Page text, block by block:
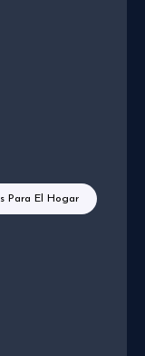
Para El Hogar